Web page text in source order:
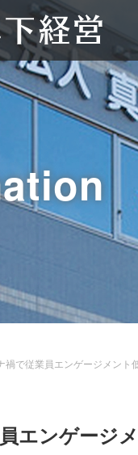
禍で従業員エンゲージメント
エンゲージ